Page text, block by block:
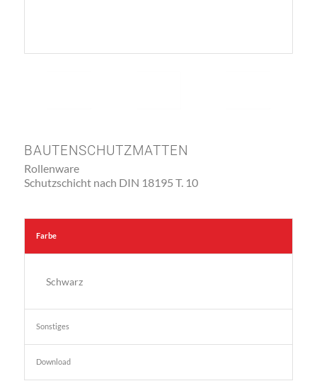
BAUTENSCHUTZMATTEN
Rollenware
Schutzschicht nach DIN 18195 T. 10
Farbe
Schwarz
Sonstiges
Download